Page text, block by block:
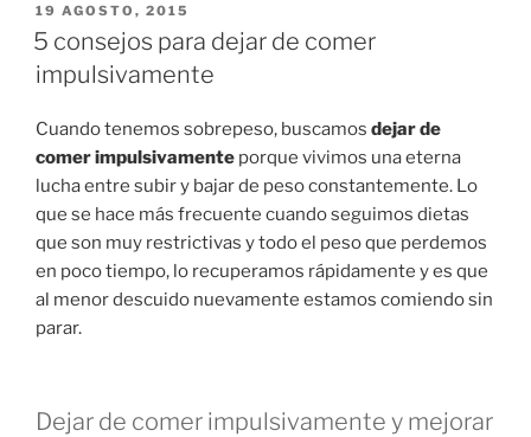
PUBLICADO
EN
19 AGOSTO, 2015
5 consejos para dejar de comer
impulsivamente
Cuando tenemos sobrepeso, buscamos dejar de
comer impulsivamente porque vivimos una eterna
lucha entre subir y bajar de peso constantemente. Lo
que se hace más frecuente cuando seguimos dietas
que son muy restrictivas y todo el peso que perdemos
en poco tiempo, lo recuperamos rápidamente y es que
al menor descuido nuevamente estamos comiendo sin
parar.
Dejar de comer impulsivamente y mejorar